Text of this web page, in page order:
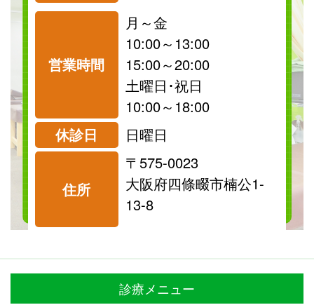
営業時間
月～金
10:00～13:00
15:00～20:00
土曜日･祝日
10:00～18:00
休診日
日曜日
住所
〒575-0023
大阪府四條畷市楠公1-
13-8
祝日
診療可
保険
診療可
料金表を見る
診療メニュー